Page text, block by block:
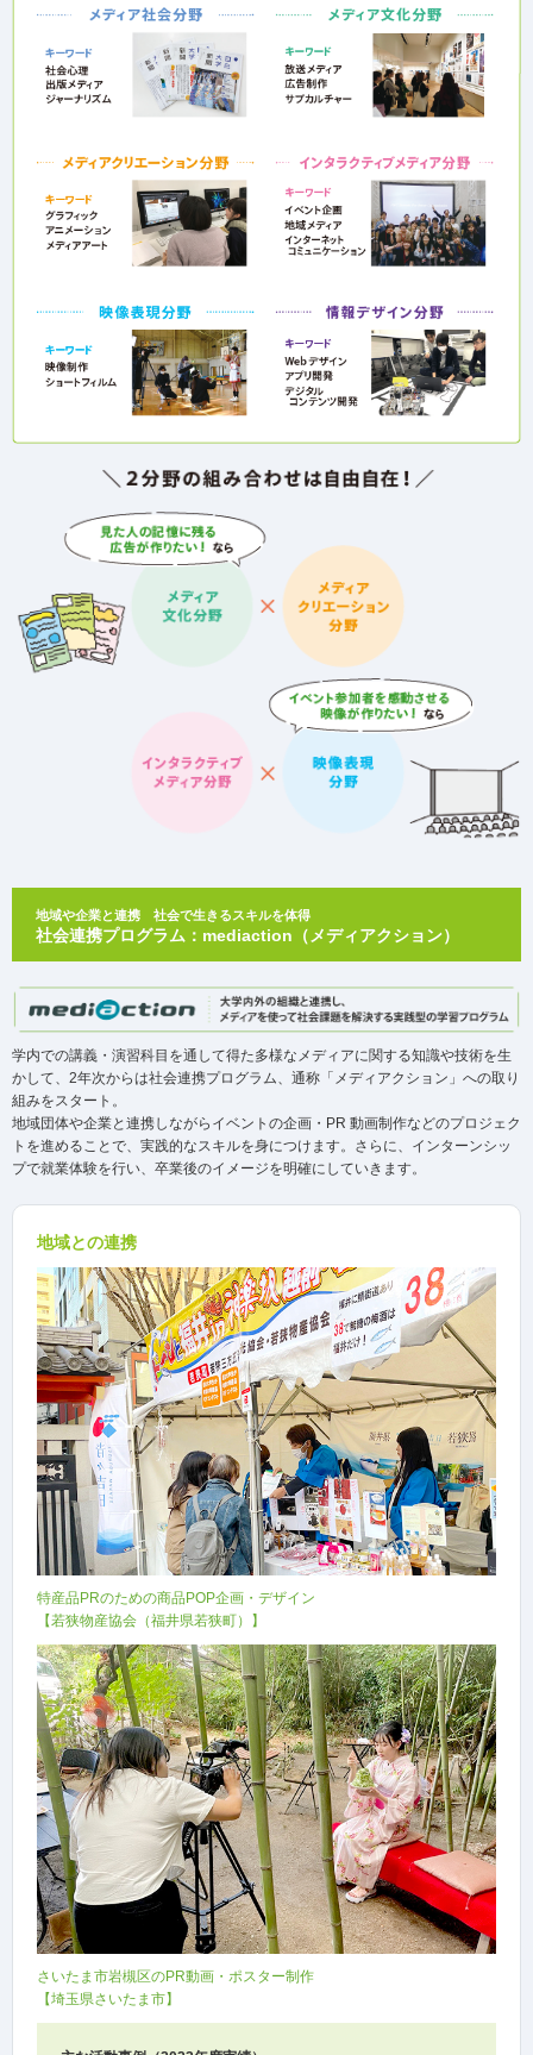
地域や企業と連携 社会で生きるスキルを体得
社会連携プログラム：mediaction（メディアクション）
学内での講義・演習科目を通して得た多様なメディアに関する知識や技術を生
かして、2年次からは社会連携プログラム、通称「メディアクション」への取り
組みをスタート。
地域団体や企業と連携しながらイベントの企画・PR 動画制作などのプロジェク
トを進めることで、実践的なスキルを身につけます。さらに、インターンシッ
プで就業体験を行い、卒業後のイメージを明確にしていきます。
地域との連携
特産品PRのための商品POP企画・デザイン
【若狭物産協会（福井県若狭町）】
さいたま市岩槻区のPR動画・ポスター制作
【埼玉県さいたま市】